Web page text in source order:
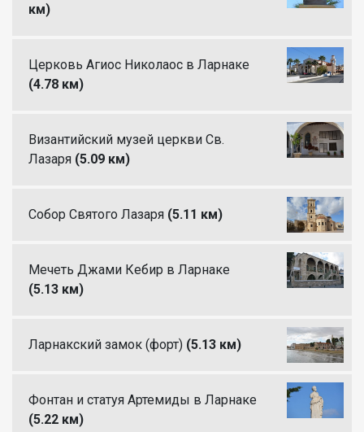
км)
Церковь Агиос Николаос в Ларнаке
(4.78 км)
Византийский музей церкви Св.
Лазаря (5.09 км)
Собор Святого Лазаря (5.11 км)
Мечеть Джами Кебир в Ларнаке
(5.13 км)
Ларнакский замок (форт) (5.13 км)
Фонтан и статуя Артемиды в Ларнаке
(5.22 км)